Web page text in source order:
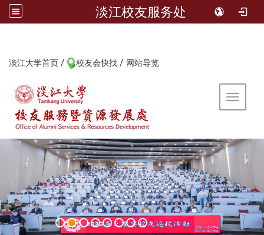
淡江校友服务处
淡江大学首页 / 校友会快找 / 网站导览
Toggle